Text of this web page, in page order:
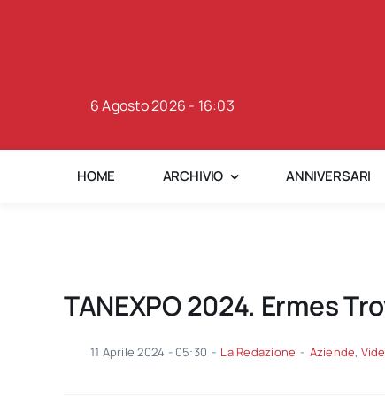
6 Agosto 2026 - 16:03
HOME ARCHIVIO ANNIVERSARI
TANEXPO 2024. Ermes
11 Aprile 2024 - 05:30 - La Redazione - Aziende,